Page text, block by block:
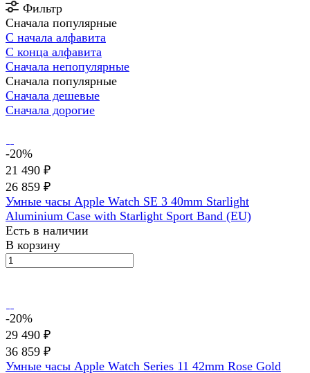
Фильтр
Сначала популярные
С начала алфавита
С конца алфавита
Сначала непопулярные
Сначала популярные
Сначала дешевые
Сначала дорогие
-20%
21 490 ₽
26 859 ₽
Умные часы Apple Watch SE 3 40mm Starlight
Aluminium Case with Starlight Sport Band (EU)
Есть в наличии
В корзину
-20%
29 490 ₽
36 859 ₽
Умные часы Apple Watch Series 11 42mm Rose Gold